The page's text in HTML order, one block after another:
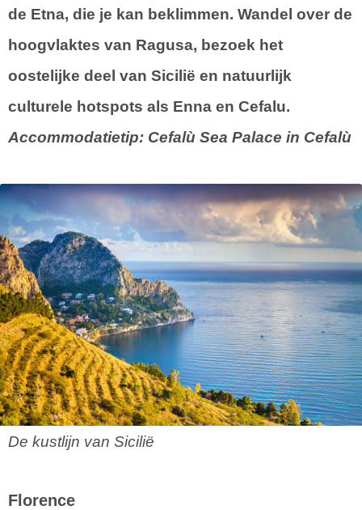
de Etna, die je kan beklimmen. Wandel over de
hoogvlaktes van Ragusa, bezoek het
oostelijke deel van Sicilië en natuurlijk
culturele hotspots als Enna en Cefalu.
Accommodatietip: Cefalù Sea Palace in Cefalù
De kustlijn van Sicilië
Florence